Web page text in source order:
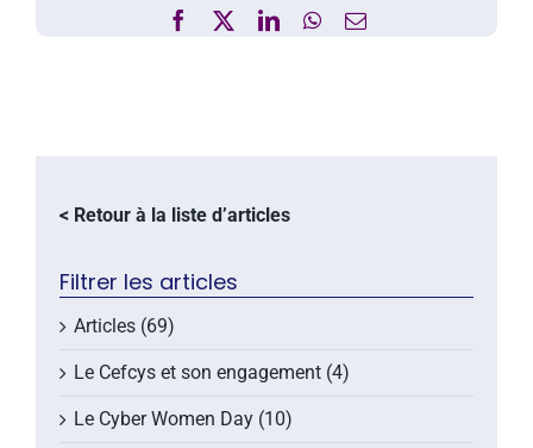
Facebook LinkedInWhatsApp
Email
< Retour à la liste d’articles
Filtrer les articles
Articles (69)
Le Cefcys et son engagement (4)
Le Cyber Women Day (10)